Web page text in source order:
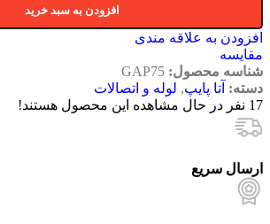
افزودن به سبد خرید
افزودن به علاقه مندی
مقایسه
شناسه محصول: GAP75
دسته: آتا پایپ, لوله و اتصالات
17 نفر در حال مشاهده این محصول هستند!
ارسال سریع